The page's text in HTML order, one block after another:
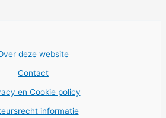
deze website
Contact
en Cookie policy
informatie